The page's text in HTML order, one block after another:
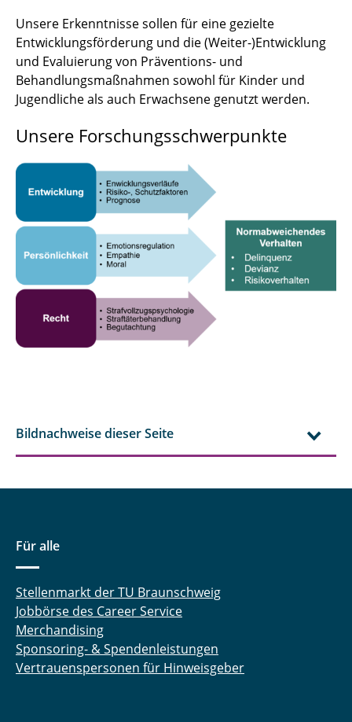
Unsere Erkenntnisse sollen für eine gezielte
Entwicklungsförderung und die (Weiter-)Entwicklung
und Evaluierung von Präventions- und
Behandlungsmaßnahmen sowohl für Kinder und
Jugendliche als auch Erwachsene genutzt werden.
Unsere Forschungsschwerpunkte
Bildnachweise dieser Seite
Für alle
Stellenmarkt der TU Braunschweig
Jobbörse des Career Service
Merchandising
Sponsoring- & Spendenleistungen
Vertrauenspersonen für Hinweisgeber